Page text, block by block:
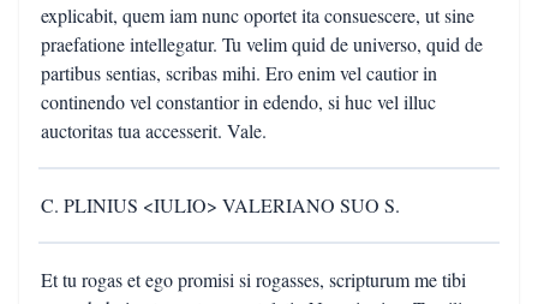
explicabit, quem iam nunc oportet ita consuescere, ut sine
praefatione intellegatur. Tu velim quid de universo, quid de
partibus sentias, scribas mihi. Ero enim vel cautior in
continendo vel constantior in edendo, si huc vel illuc
auctoritas tua accesserit. Vale.
C. PLINIUS <IULIO> VALERIANO SUO S.
Et tu rogas et ego promisi si rogasses, scripturum me tibi